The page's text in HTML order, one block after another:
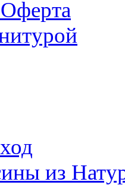
из